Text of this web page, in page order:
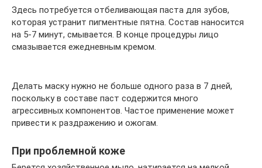
Здесь потребуется отбеливающая паста для зубов,
которая устранит пигментные пятна. Состав наносится
на 5-7 минут, смывается. В конце процедуры лицо
смазывается ежедневным кремом.
Делать маску нужно не больше одного раза в 7 дней,
поскольку в составе паст содержится много
агрессивных компонентов. Частое применение может
привести к раздражению и ожогам.
При проблемной коже